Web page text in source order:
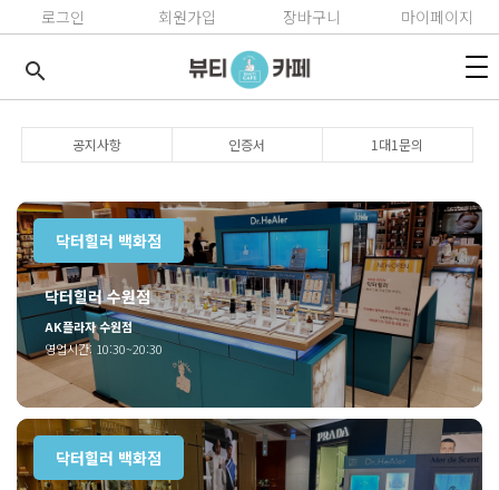
로그인 회원가입 장바구니 마이페이지
search
공지사항 인증서 1대1문의
닥터힐러 백화점
닥터힐러 수원점
AK플라자 수원점
영업시간: 10:30~20:30
닥터힐러 백화점